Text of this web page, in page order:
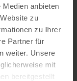
anbieten
zu
zu Ihrer
Partner für
weiter. Unsere
mit
bereitgestellt